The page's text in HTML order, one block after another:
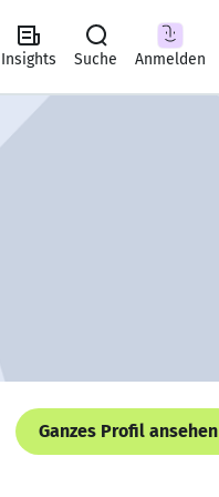
Insights Suche Anmelden
Ganzes Profil ansehen